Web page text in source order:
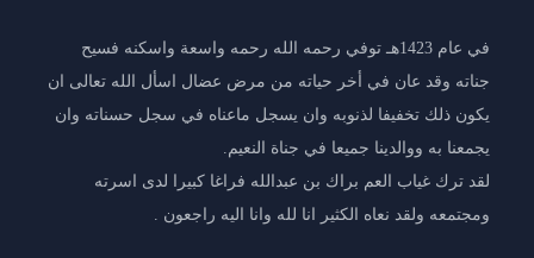
في عام 1423هـ توفي رحمه الله رحمه واسعة واسكنه فسيح
جناته وقد عان في أخر حياته من مرض عضال اسأل الله تعالى ان
يكون ذلك تخفيفا لذنوبه وان يسجل ماعناه في سجل حسناته وان
يجمعنا به ووالدينا جميعا في جناة النعيم.
لقد ترك غياب العم براك بن عبدالله فراغا كبيرا لدى اسرته
ومجتمعه ولقد نعاه الكثير انا لله وانا اليه راجعون .